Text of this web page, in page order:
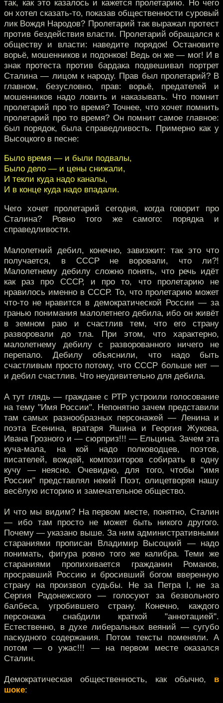
так, как это казалось и кажется пролетарию. Но чего
он хотел сказать-то, показав общественности суровый
лик Вождя Народов? Пролетарий так выражал протест
против бездействия власти. Пролетарий обращался к
обществу и власти: наведите порядок! Остановите
ворьё, мошенников и подонков! Ведь он же — мог! И в
знак протеста против бардака подвешивал портрет
Сталина — лицом к народу. Прав был пролетарий? В
главном, безусловно, прав: ворьё, предателей и
мошенников надо ловить и наказывать. Что помнит
пролетарий про то время? Точнее, что хочет помнить
пролетарий про то время? Он помнит самое главное:
был порядок, была справедливость. Примерно как у
Высоцкого в песне:
Было время — и были подвалы,
Было дело — и цены снижали,
И текли куда надо каналы,
И в конце куда надо впадали.
Чего хочет пролетарий сегодня, когда говорит про
Сталина? Ровно того же самого: порядка и
справедливости.
Малолетний дебил, конечно, завизжит: так это что
получается, в СССР не воровали, что ли?!
Малолетнему дебилу сложно понять, что речь идёт
как раз про СССР, и про то, что пролетарию не
нравилось именно в СССР. То, что пролетарию может
что-то не нравится в демократической России — за
гранью понимания малолетнего дебила, ибо он живёт
в земном раю и счастлив тем, что его страну
разворовали до тла. При этом, что характерно,
малолетнему дебилу с разворованного ничего не
перепало. Дебилу объяснили, что надо быть
счастливым просто потому, что СССР больше нет —
и дебил счастлив. Что неудивительно для дебила.
А тут глядь — граждане с РТР устроили голосование
на тему "Имя России". Непонятно зачем представили
там самых разнообразных персонажей — Ленина и
поэта Есенина, вратаря Яшина и Георгия Жукова,
Ивана Грозного и — сюрприз!!! — Ельцина. Зачем эта
куча-мала, на кой надо полководцев, поэтов,
писателей, вождей, композиторов собирать в одну
кучу — неясно. Очевидно, для того, чтобы "имя
России" представлял некий Поэт, олицетворяя нашу
весёлую историю и замечательное общество.
И что мы видим? На первом месте, понятно, Сталин
— ибо там просто не может быть никого другого.
Почему — указано выше. За ним административными
стараниями прописан Владимир Высоцкий — надо
понимать, фигура ровно того же калибра. Теми же
стараниями пропихивается гражданин Романов,
просравший Россию и бросивший богом вверенную
страну на произвол судьбы. Не за Петра I, не за
Сергия Радонежского — голосуют за безвольного
балбеса, угробившего страну. Конечно, каждого
персонажа снабдили краткой "аннотацией".
Естественно, в духе либеральных веяний — сугубо
паскудного содержания. Потом тексты поменяли. А
потом — о ужас!!! — на первом месте оказался
Сталин.
Демократическая общественность, как обычно, в
шоке: